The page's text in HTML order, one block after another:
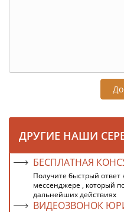
ДРУГИЕ НАШИ
БЕСПЛАТНАЯ
Получите быстрый
мессенджере , который
дальнейших действиях
ВИДЕОЗВОНОК